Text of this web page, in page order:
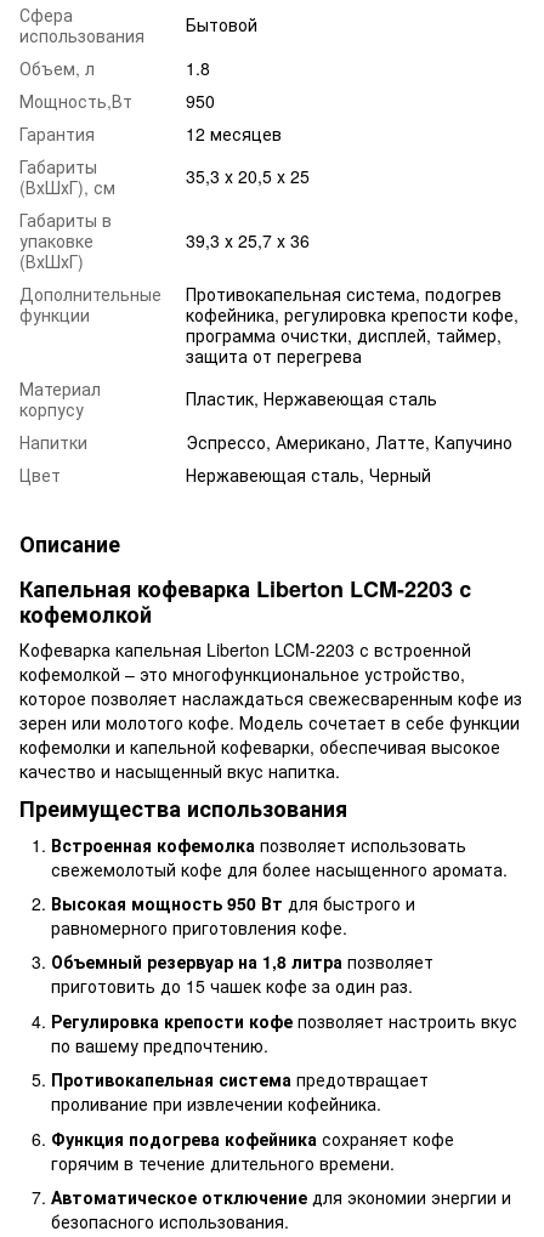
Сфера
использования
Бытовой
Объем, л
1.8
Мощность,Вт
950
Гарантия
12 месяцев
Габариты
(ВхШхГ), см
35,3 х 20,5 х 25
Габариты в
упаковке
(ВхШхГ)
39,3 х 25,7 х 36
Дополнительные
функции
Противокапельная система, подогрев
кофейника, регулировка крепости кофе,
программа очистки, дисплей, таймер,
защита от перегрева
Материал
корпусу
Пластик, Нержавеющая сталь
Напитки
Эспрессо, Американо, Латте, Капучино
Цвет
Нержавеющая сталь, Черный
Описание
Капельная кофеварка Liberton LCM-2203 с
кофемолкой
Кофеварка капельная Liberton LCM-2203 с встроенной
кофемолкой – это многофункциональное устройство,
которое позволяет наслаждаться свежесваренным кофе из
зерен или молотого кофе. Модель сочетает в себе функции
кофемолки и капельной кофеварки, обеспечивая высокое
качество и насыщенный вкус напитка.
Преимущества использования
Встроенная кофемолка позволяет использовать
свежемолотый кофе для более насыщенного аромата.
Высокая мощность 950 Вт для быстрого и
равномерного приготовления кофе.
Объемный резервуар на 1,8 литра позволяет
приготовить до 15 чашек кофе за один раз.
Регулировка крепости кофе позволяет настроить вкус
по вашему предпочтению.
Противокапельная система предотвращает
проливание при извлечении кофейника.
Функция подогрева кофейника сохраняет кофе
горячим в течение длительного времени.
Автоматическое отключение для экономии энергии и
безопасного использования.